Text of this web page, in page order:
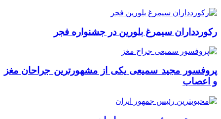
رکوردداران سیمرغ بلورین در جشنواره فجر
پروفسور مجید سمیعی یکی از مشهورترین جراحان مغز
و اعصاب